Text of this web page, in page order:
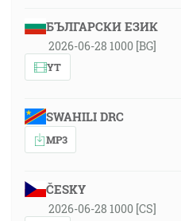
БЪЛГАРСКИ ЕЗИК
2026-06-28 1000 [BG]
YT
SWAHILI DRC
MP3
ČESKY
2026-06-28 1000 [CS]